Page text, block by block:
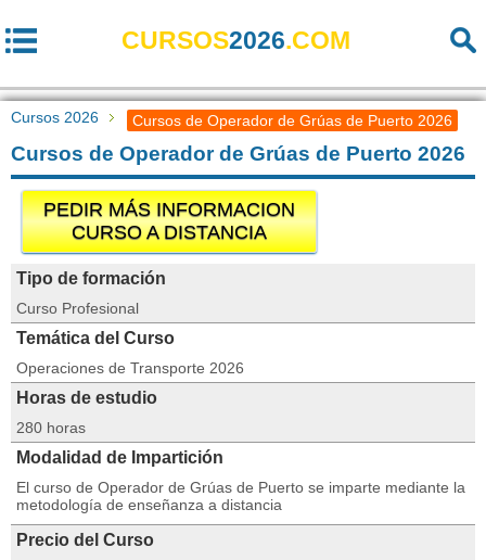
CURSOS2026.COM
Cursos 2026 Cursos de Operador de Grúas de Puerto 2026
Cursos de Operador de Grúas de Puerto 2026
PEDIR MÁS INFORMACION
CURSO A DISTANCIA
Tipo de formación
Curso Profesional
Temática del Curso
Operaciones de Transporte 2026
Horas de estudio
280 horas
Modalidad de Impartición
El curso de Operador de Grúas de Puerto se imparte mediante la
metodología de enseñanza a distancia
Precio del Curso